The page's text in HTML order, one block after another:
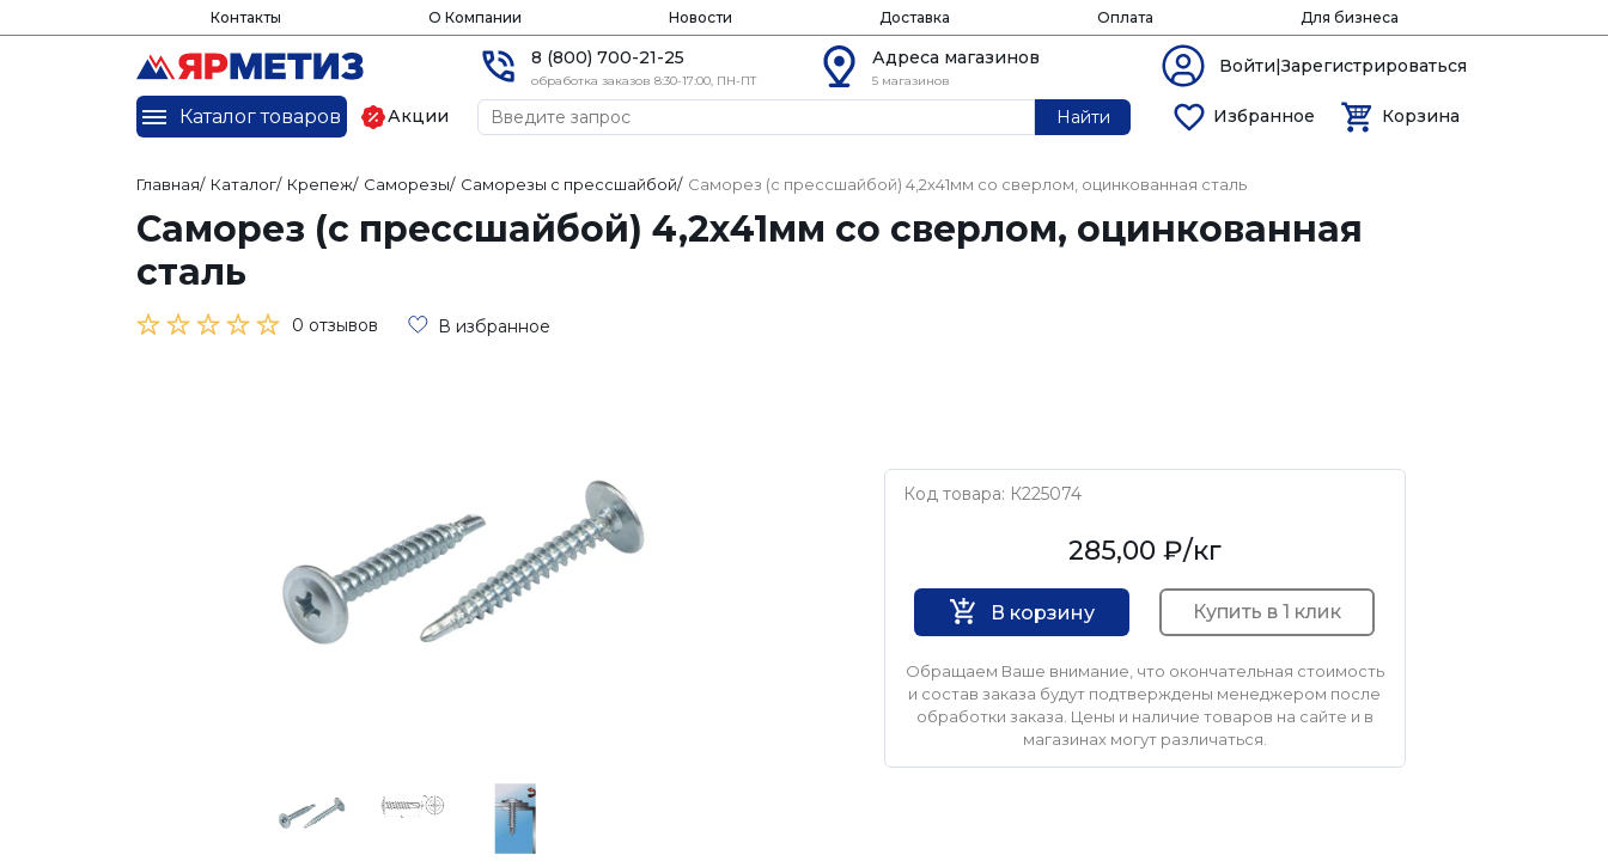
Контакты О Компании Новости Доставка Оплата Для бизнеса
8 (800) 700-21-25
обработка заказов 8:30-17:00, ПН-ПТ
Адреса магазинов
5 магазинов
Войти|Зарегистрироваться
Каталог товаров Акции Найти Избранное Корзина
Главная/ Каталог/ Крепеж/ Саморезы/ Саморезы с прессшайбой/ Саморез (с прессшайбой) 4,2х41мм со сверлом, оцинкованная сталь
Саморез (с прессшайбой) 4,2х41мм со сверлом, оцинкованная
сталь
0 отзывов В избранное
Код товара: К225074
285,00 ₽/кг
В корзину Купить в 1 клик
Обращаем Ваше внимание, что окончательная стоимость
и состав заказа будут подтверждены менеджером после
обработки заказа. Цены и наличие товаров на сайте и в
магазинах могут различаться.